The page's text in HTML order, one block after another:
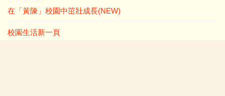
在「黃陳」校園中茁壯成長(NEW)
校園生活新一頁